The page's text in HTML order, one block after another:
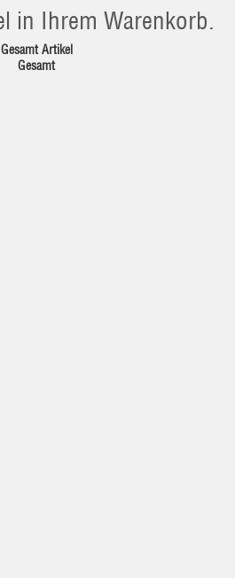
in Ihrem Warenkorb.
Gesamt Artikel
Gesamt